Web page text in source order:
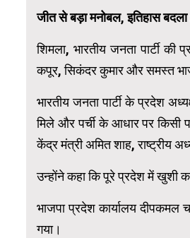
जीत से बड़ा मनोबल, इतिहास
शिमला, भारतीय जनता पार्टी की
कपूर, सिकंदर कुमार और समस्त
भारतीय जनता पार्टी के प्रदेश
मिले और पर्ची के आधार पर किसी
केंद्र मंत्री अमित शाह, राष्ट्रीय
उन्होंने कहा कि पूरे प्रदेश में खुशी
भाजपा प्रदेश कार्यालय दीपकमल
गया।